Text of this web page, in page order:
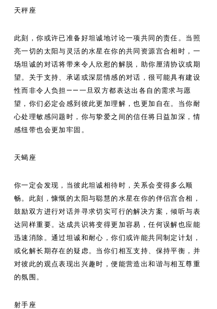
天秤座
此刻，你或许已准备好坦诚地讨论一项共同的责任。当照
亮一切的太阳与灵活的水星在你的共同资源宫合相时，一
场坦诚的对话将带来令人欣慰的解脱，助你厘清协议或期
望。关于支持、承诺或深层情感的对话，很可能具有建设
性而非令人负担——一旦双方都表达出各自的需求与愿
望，你们必定会感到彼此更加理解，也更加自在。当你耐
心处理敏感问题时，你与挚爱之间的信任将日益加深，情
感纽带也会更加牢固。
天蝎座
你一定会发现，当彼此坦诚相待时，关系会变得多么顺
畅。此刻，慷慨的太阳与聪慧的水星在你的伴侣宫合相，
鼓励双方进行对话并寻求切实可行的解决方案，倾听与表
达同样重要。达成共识将变得更加容易，任何误解也应能
迅速消除。通过坦诚和耐心，你们或许能共同制定计划，
或化解长期存在的疑虑。当你们相互支持、保持平衡，并
对彼此的观点表现出兴趣时，便能营造出和谐与相互尊重
的氛围。
射手座